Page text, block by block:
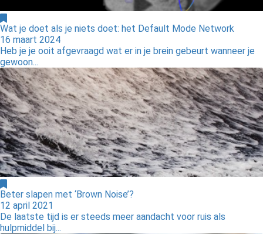
Wat je doet als je niets doet: het Default Mode Network
16 maart 2024
Heb je je ooit afgevraagd wat er in je brein gebeurt wanneer je
gewoon...
Beter slapen met ‘Brown Noise’?
12 april 2021
De laatste tijd is er steeds meer aandacht voor ruis als
hulpmiddel bij...